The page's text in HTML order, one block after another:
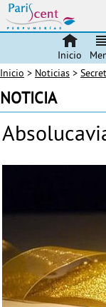
Inicio
Inicio > Noticias >
NOTICIA